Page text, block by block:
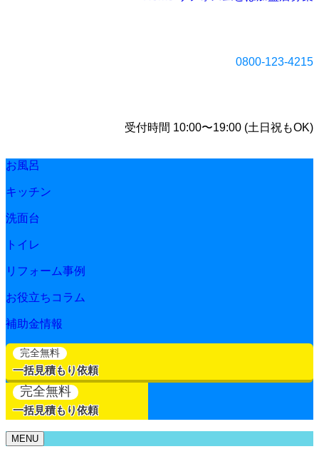
0800-123-4215
受付時間 10:00〜19:00 (土日祝もOK)
お風呂
キッチン
洗面台
トイレ
リフォーム事例
お役立ちコラム
補助金情報
完全無料
一括見積もり依頼
完全無料
一括見積もり依頼
MENU